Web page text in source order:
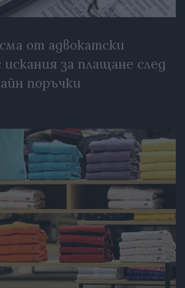
от адвокатски
за плащане след
поръчки